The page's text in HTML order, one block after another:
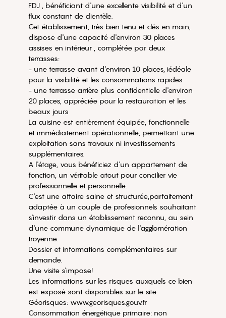
FDJ , bénéficiant d'une excellente visibilité et d'un
flux constant de clientèle.
Cet établissement, très bien tenu et clés en main,
dispose d'une capacité d'environ 30 places
assises en intérieur , complétée par deux
terrasses:
- une terrasse avant d'environ 10 places, iédéale
pour la visibilité et les consommations rapides
- une terrasse arrière plus confidentielle d'environ
20 places, appréciée pour la restauration et les
beaux jours
La cuisine est entièrement équipée, fonctionnelle
et immédiatement opérationnelle, permettant une
exploitation sans travaux ni investissements
supplémentaires.
A l'étage, vous bénéficiez d'un appartement de
fonction, un véritable atout pour concilier vie
professionnelle et personnelle.
C'est une affaire saine et structurée,parfaitement
adaptée à un couple de profesionnels souhaitant
s'investir dans un établissement reconnu, au sein
d'une commune dynamique de l'agglomération
troyenne.
Dossier et informations complémentaires sur
demande.
Une visite s'impose!
Les informations sur les risques auxquels ce bien
est exposé sont disponibles sur le site
Géorisques: www.georisques.gouv.fr
Consommation énergétique primaire: non